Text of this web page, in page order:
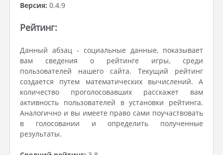
Версия: 0.4.9
Рейтинг:
Данный абзац - социальные данные, показывает
вам сведения о рейтинге игры, среди
пользователей нашего сайта. Текущий рейтинг
создается путем математических вычислений. А
количество проголосовавших расскажет вам
активность пользователей в установки рейтинга.
Аналогично и вы имеете право сами поучаствовать
в голосовании и определить полученные
результаты.